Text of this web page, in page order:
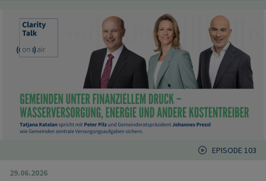
EPISODE 103
29.06.2026